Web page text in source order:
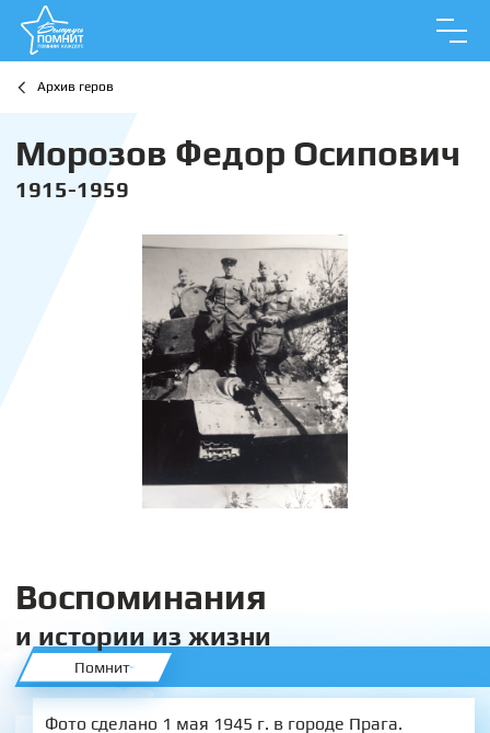
Архив геров
Морозов Федор Осипович
1915-1959
Воспоминания
и истории из жизни
Помнит
Фото сделано 1 мая 1945 г. в городе Прага.